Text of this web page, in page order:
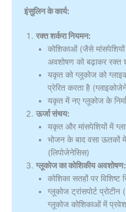
इंसुलिन के कार्य:
रक्त शर्करा नियमन:
कोशिकाओं (जैसे
अवशोषण को बढ़ाकर रक्त
यकृत को ग्लूकोज को
प्रेरित करता है
यकृत में नए ग्लूकोज के
ऊर्जा संचय:
यकृत और मांसपेशियों में
भोजन के बाद वसा ऊतकों
(लिपोजेनेसिस)
ग्लूकोज का कोशिकीय अवशोषण:
कोशिका सतहों पर विशिष्ट
ग्लूकोज ट्रांसपोर्ट
ग्लूकोज कोशिकाओं में